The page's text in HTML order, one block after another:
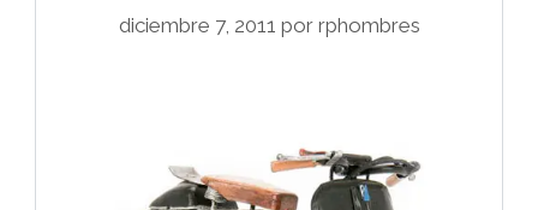
diciembre 7, 2011 por rphombres